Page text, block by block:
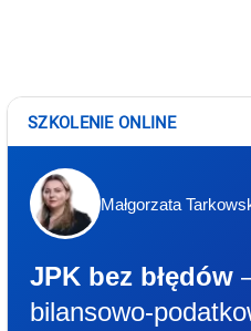
SZKOLENIE ONLINE
Małgorzata
JPK bez błędów
bilansowo-